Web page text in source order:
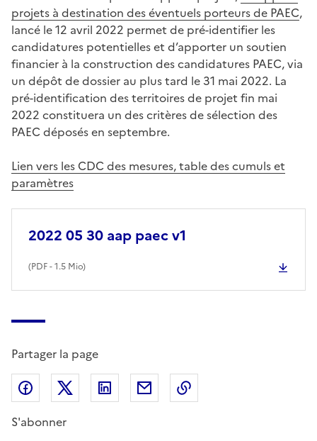
projets à destination des éventuels porteurs de PAEC,
lancé le 12 avril 2022 permet de pré-identifier les
candidatures potentielles et d’apporter un soutien
financier à la construction des candidatures PAEC, via
un dépôt de dossier au plus tard le 31 mai 2022. La
pré-identification des territoires de projet fin mai
2022 constituera un des critères de sélection des
PAEC déposés en septembre.
Lien vers les CDC des mesures, table des cumuls et
paramètres
2022 05 30 aap paec v1
(PDF- 1.5 Mio)
Partager la page
Partager sur Facebook
Partager sur X (anciennement Twitter)
Partager sur LinkedIn
Partager par email
S'abonner